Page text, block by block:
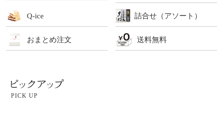
Q-ice 詰合せ（アソート）
おまとめ注文 送料無料
PICK UP